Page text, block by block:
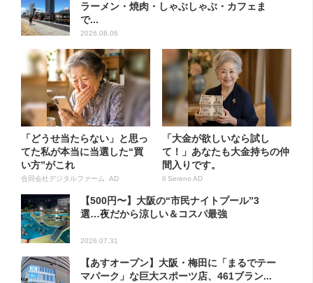
ラーメン・焼肉・しゃぶしゃぶ・カフェま
で...
2026.08.06
「どうせ当たらない」と思っ
てた私が本当に当選した“買
い方”がこれ
合同会社デジタルファーム AD
「大金が欲しいなら試し
て！」あなたも大金持ちの仲
間入りです。
Il Sereno AD
【500円〜】大阪の“市民ナイトプール”3
選…夜だから涼しい＆コスパ最強
2026.07.31
【あすオープン】大阪・梅田に「まるでテー
マパーク」な巨大スポーツ店、461ブラン...